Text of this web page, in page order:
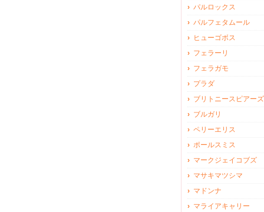
パルロックス
パルフェタムール
ヒューゴボス
フェラーリ
フェラガモ
プラダ
ブリトニースピアーズ
ブルガリ
ペリーエリス
ポールスミス
マークジェイコブズ
マサキマツシマ
マドンナ
マライアキャリー